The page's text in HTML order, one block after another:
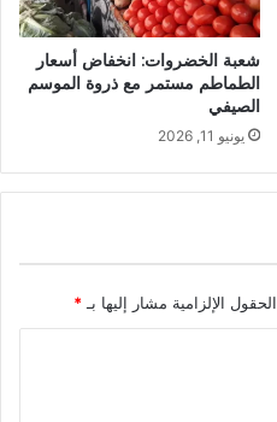
شعبة الخضروات: انخفاض أسعار
الطماطم مستمر مع ذروة الموسم
الصيفي
يونيو 11, 2026
الحقول الإلزامية مشار إليها بـ *